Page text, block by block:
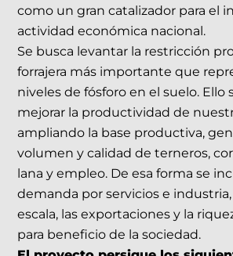
como un gran catalizador para el
actividad económica nacional.
Se busca levantar la restricción
forrajera más importante que
niveles de fósforo en el suelo. Ello
mejorar la productividad de
ampliando la base productiva,
volumen y calidad de terneros,
lana y empleo. De esa forma se
demanda por servicios e industria,
escala, las exportaciones y la
para beneficio de la sociedad.